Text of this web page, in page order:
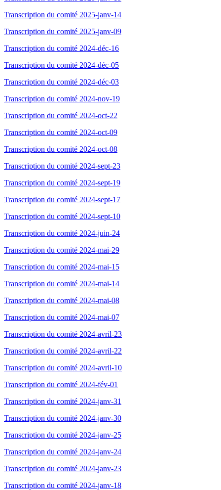
Transcription du comité 2025-janv-14
Transcription du comité 2025-janv-09
Transcription du comité 2024-déc-16
Transcription du comité 2024-déc-05
Transcription du comité 2024-déc-03
Transcription du comité 2024-nov-19
Transcription du comité 2024-oct-22
Transcription du comité 2024-oct-09
Transcription du comité 2024-oct-08
Transcription du comité 2024-sept-23
Transcription du comité 2024-sept-19
Transcription du comité 2024-sept-17
Transcription du comité 2024-sept-10
Transcription du comité 2024-juin-24
Transcription du comité 2024-mai-29
Transcription du comité 2024-mai-15
Transcription du comité 2024-mai-14
Transcription du comité 2024-mai-08
Transcription du comité 2024-mai-07
Transcription du comité 2024-avril-23
Transcription du comité 2024-avril-22
Transcription du comité 2024-avril-10
Transcription du comité 2024-fév-01
Transcription du comité 2024-janv-31
Transcription du comité 2024-janv-30
Transcription du comité 2024-janv-25
Transcription du comité 2024-janv-24
Transcription du comité 2024-janv-23
Transcription du comité 2024-janv-18